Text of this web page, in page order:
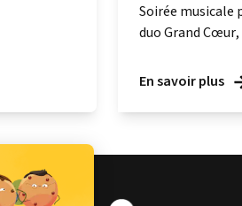
Soirée musicale
duo Grand Cœur,
En savoir plus